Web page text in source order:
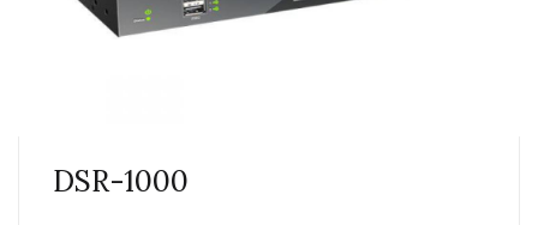
DSR-1000